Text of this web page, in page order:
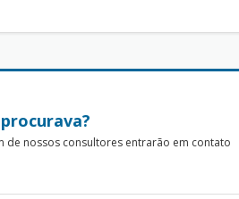
de nossos consultores entrarão em contato